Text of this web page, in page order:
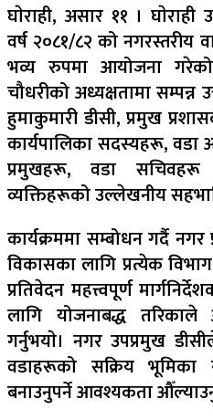
घाेराही, असार ११ ।
वर्ष २०८१/८२ को नगरस्तरीय
भव्य रुपमा आयोजना
चौधरीको अध्यक्षतामा सम्पन्न
हुमाकुमारी डीसी, प्रमुख
कार्यपालिका सदस्यहरू, वडा
प्रमुखहरू, वडा सचिवहरू
व्यक्तिहरूको उल्लेखनीय
कार्यक्रममा सम्बोधन गर्दै
विकासका लागि प्रत्येक
प्रतिवेदन महत्त्वपूर्ण
लागि योजनाबद्ध
गर्नुभयाे। नगर उपप्रमुख
वडाहरूको सक्रिय
बनाउनुपर्ने आवश्यकता